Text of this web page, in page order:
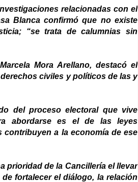
relacionadas con el
Blanca confirmó que no existe
“se trata de calumnias sin
Mora Arellano, destacó el
civiles y políticos de las y
del proceso electoral que vive
abordarse es el de las leyes
contribuyen a la economía de ese
prioridad de la Cancillería el llevar
fortalecer el diálogo, la relación